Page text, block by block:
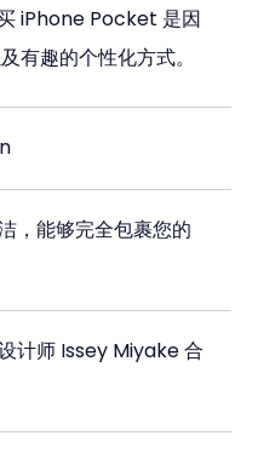
iPhone Pocket 是因
有趣的个性化方式。
，能够完全包裹您的
计师 Issey Miyake 合